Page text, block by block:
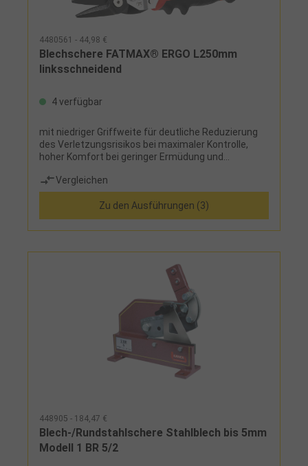
4480561 - 44,98 €
Blechschere FATMAX® ERGO L250mm
linksschneidend
4 verfügbar
mit niedriger Griffweite für deutliche Reduzierung
des Verletzungsrisikos bei maximaler Kontrolle,
hoher Komfort bei geringer Ermüdung und
aus griffiger und glatter Schneide für hohen Halt im
Werkstoff und sauberem Schnittbild, niedriges
Profil für maximale Zugänglichkeit bei maximaler
Stärke, kein zeitintensives Messen oder Markieren
durch Markierung auf den Schneiden, schnelles
Vergleichen
Zu den Ausführungen (3)
448905 - 184,47 €
Blech-/Rundstahlschere Stahlblech bis 5mm
Modell 1 BR 5/2